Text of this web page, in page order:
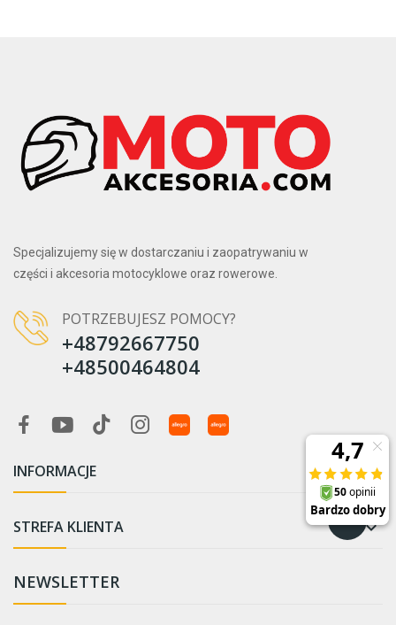
Specjalizujemy się w dostarczaniu i zaopatrywaniu w
części i akcesoria motocyklowe oraz rowerowe.
POTRZEBUJESZ POMOCY?
+48792667750
+48500464804
INFORMACJE 
STREFA KLIENTA 
NEWSLETTER